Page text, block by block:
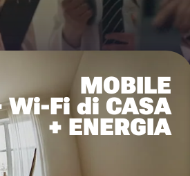
MOBILE
Wi-Fi di CASA
+ ENERGIA